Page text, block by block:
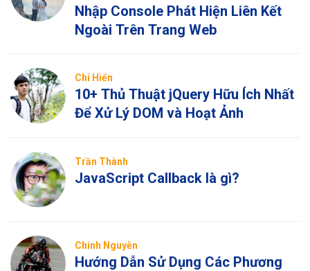
Nhập Console Phát Hiện Liên Kết
Ngoài Trên Trang Web
Chí Hiển
10+ Thủ Thuật jQuery Hữu Ích Nhất
Để Xử Lý DOM và Hoạt Ảnh
Trần Thành
JavaScript Callback là gì?
Chính Nguyễn
Hướng Dẫn Sử Dụng Các Phương